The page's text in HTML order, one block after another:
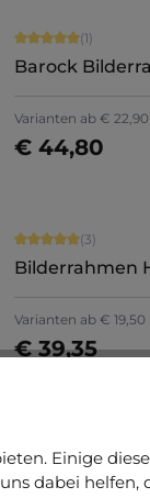
(1)
Barock
Varianten ab € 22,90
€ 44,80
Jetzt
(3)
Bilderrahmen
Varianten ab € 19,50
€ 39,35
Einige
dabei helfen,